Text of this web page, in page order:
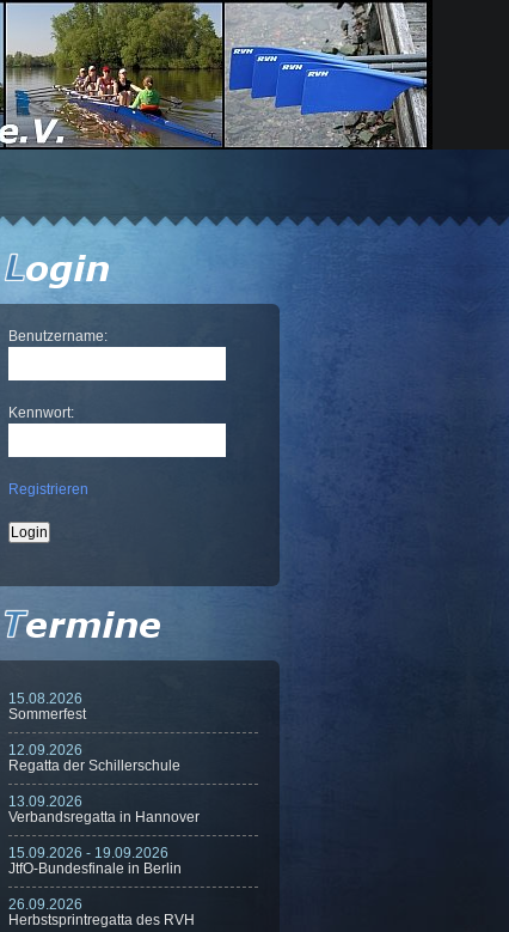
Benutzername:
Kennwort:
Registrieren
15.08.2026
Sommerfest
12.09.2026
Regatta der Schillerschule
13.09.2026
Verbandsregatta in Hannover
15.09.2026 - 19.09.2026
JtfO-Bundesfinale in Berlin
26.09.2026
Herbstsprintregatta des RVH